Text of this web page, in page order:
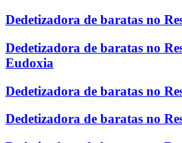
Dedetizadora de baratas no
Dedetizadora de baratas no
Eudoxia
Dedetizadora de baratas no
Dedetizadora de baratas no